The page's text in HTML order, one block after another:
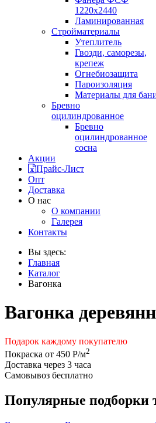
1220x2440
Ламинированная
Стройматериалы
Утеплитель
Гвозди, саморезы,
крепеж
Огнебиозащита
Пароизоляция
Материалы для
Бревно
оцилиндрованное
Бревно
оцилиндрованное
сосна
Акции
Прайс-Лист
Опт
Доставка
О нас
О компании
Галерея
Контакты
Вы здесь:
Главная
Каталог
Вагонка
Вагонка
Подарок каждому покупателю
Покраска от 450 Р/м2
Доставка через 3 часа
Самовывоз бесплатно
Популярные подборки